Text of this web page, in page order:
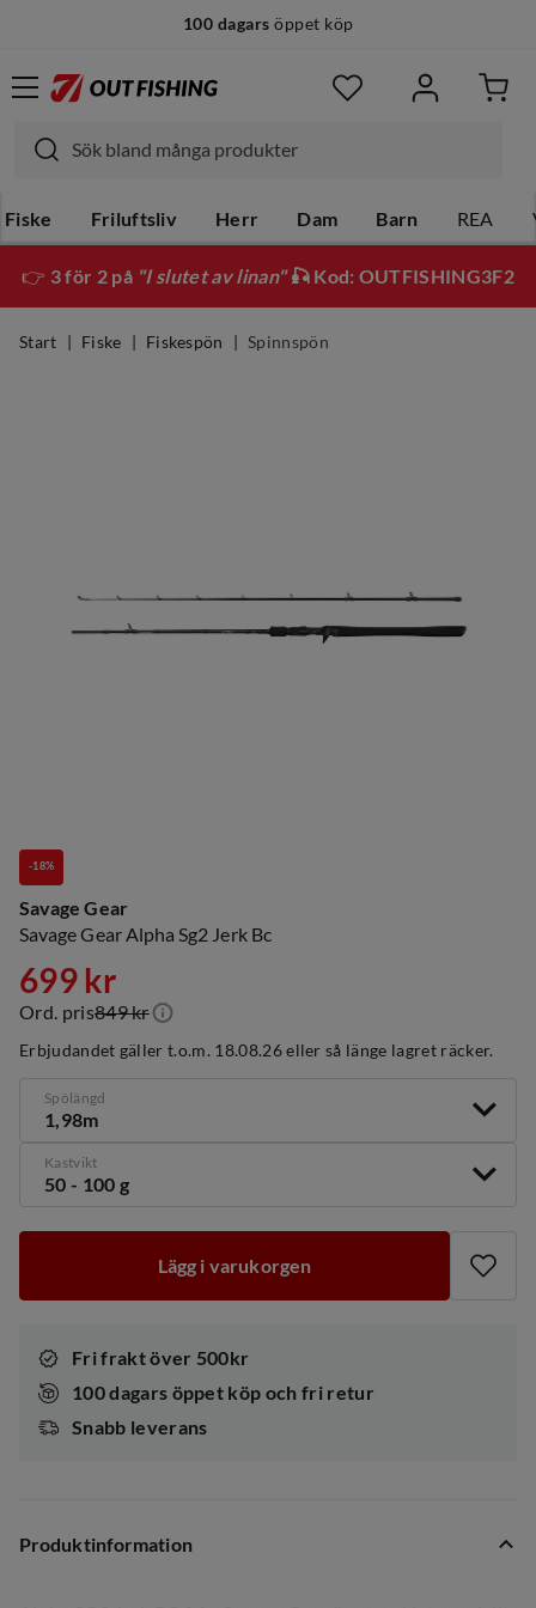
100 dagars öppet köp
Fiske Friluftsliv Herr Dam Barn REA
👉 3 för 2 på "I slutet av linan"🎣 Kod: OUTFISHING3F2
Start Fiske Fiskespön Spinnspön
-18%
Savage Gear
Savage Gear Alpha Sg2 Jerk Bc
discounted
price
699 kr
original
price
Ord. pris849 kr
Erbjudandet gäller t.o.m. 18.08.26 eller så länge lagret räcker.
Spölängd
1,98m
Kastvikt
50 - 100 g
Lägg i varukorgen
Fri frakt över 500kr
100 dagars öppet köp och fri retur
Snabb leverans
Produktinformation